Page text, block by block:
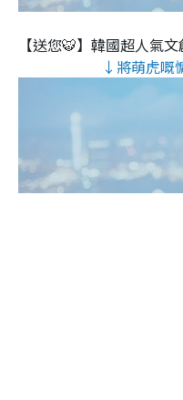
【送您🐯】韓國超人氣
↓將萌虎嘅